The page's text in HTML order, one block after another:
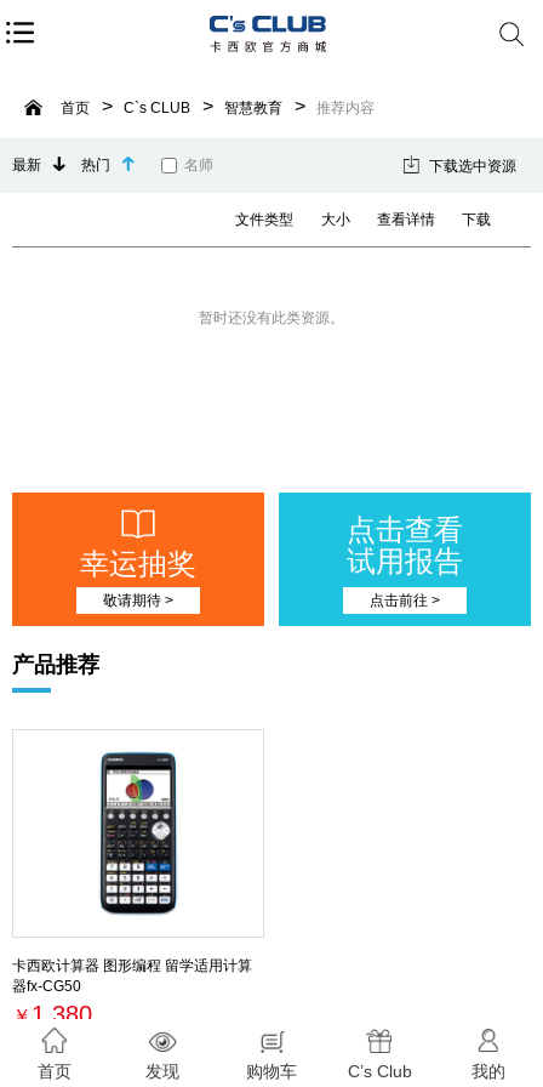
首页 C`s CLUB 智慧教育 推荐内容
最新 热门 名师 下载选中资源
文件类型 大小 查看详情 下载
暂时还没有此类资源。
幸运抽奖
敬请期待 >
点击查看
试用报告
点击前往 >
产品推荐
卡西欧计算器 图形编程 留学适用计算
器fx-CG50
￥ 1,380
最新活动
首页 发现 购物车 C’s Club 我的